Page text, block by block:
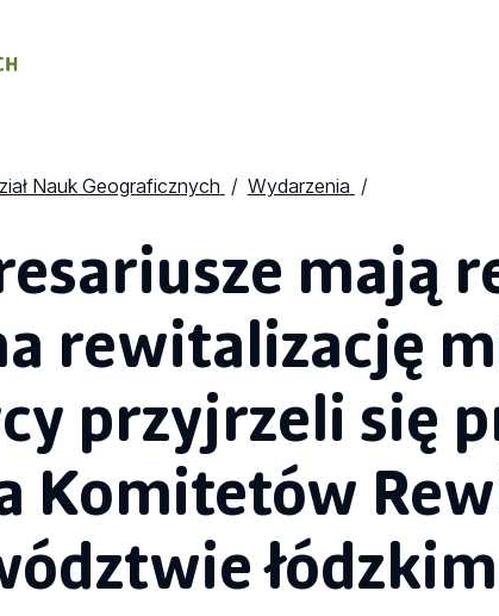
Nauk Geograficznych Wydarzenia
mają
rewitalizację
przyjrzeli się
Komitetów
łódzkim